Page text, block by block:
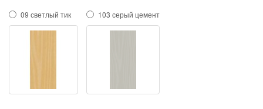
09 светлый тик 103 серый цемент